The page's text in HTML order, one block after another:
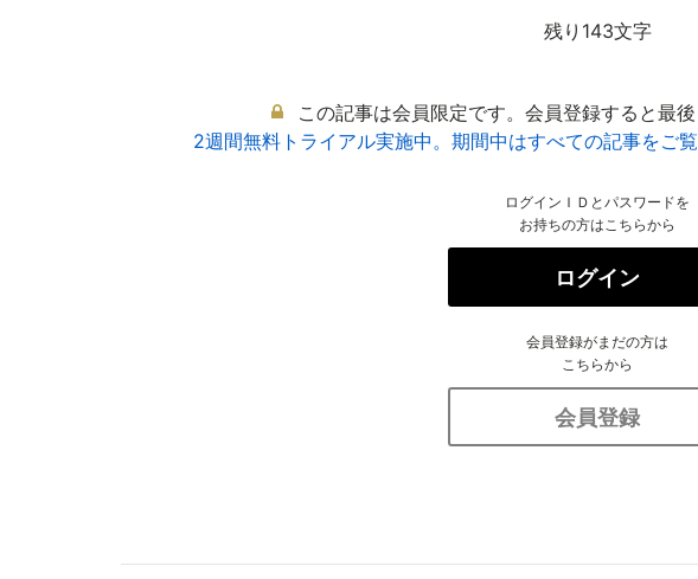
残り143文字
この記事は会員限定です。会員登録すると最
2週間無料トライアル実施中。期間中はすべての記事をご
ログインＩＤとパスワードを
お持ちの方はこちらから
ログイン
会員登録がまだの方は
こちらから
会員登録